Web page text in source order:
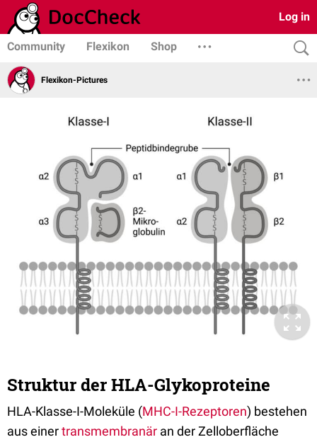
Log in
Community Flexikon Shop
Flexikon-Pictures
Struktur der HLA-Glykoproteine
HLA-Klasse-I-Moleküle (MHC-I-Rezeptoren) bestehen
aus einertransmembranär an der Zelloberfläche